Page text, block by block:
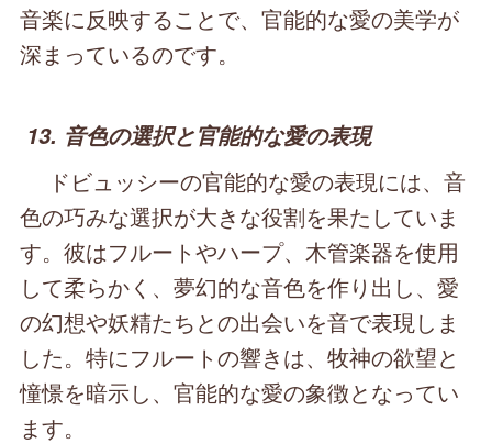
音楽に反映することで、官能的な愛の美学が
深まっているのです。
13. 音色の選択と官能的な愛の表現
ドビュッシーの官能的な愛の表現には、音
色の巧みな選択が大きな役割を果たしていま
す。彼はフルートやハープ、木管楽器を使用
して柔らかく、夢幻的な音色を作り出し、愛
の幻想や妖精たちとの出会いを音で表現しま
した。特にフルートの響きは、牧神の欲望と
憧憬を暗示し、官能的な愛の象徴となってい
ます。